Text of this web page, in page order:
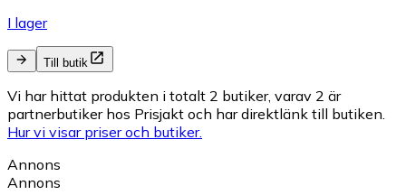
I lager
Till butik
Vi har hittat produkten i totalt 2 butiker, varav 2 är
partnerbutiker hos Prisjakt och har direktlänk till butiken.
Hur vi visar priser och butiker.
Annons
Annons